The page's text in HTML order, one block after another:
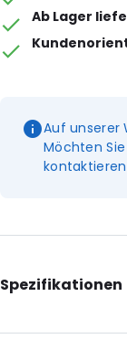
Ab Lager
Auf unserer
Möchten
kontaktieren
Spezifikationen
Additional